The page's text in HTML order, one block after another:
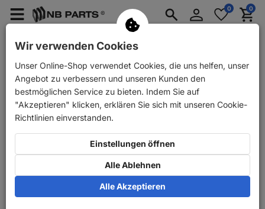
Menü
PKW Anhänger Ersatzteile
AnmeldenMerkzettel
aufklappen
0 0
Zurück PKW Ersatzteile Bremse Reparatursätze
Wir verwenden Cookies
Unser Online-Shop verwendet Cookies, die uns helfen, unser
Angebot zu verbessern und unseren Kunden den
bestmöglichen Service zu bieten. Indem Sie auf
"Akzeptieren" klicken, erklären Sie sich mit unseren Cookie-
Richtlinien einverstanden.
Einstellungen öffnen
Alle Ablehnen
Alle Akzeptieren